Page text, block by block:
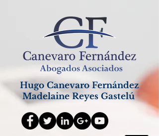
Hugo Canevaro Fernández
Madelaine Reyes Gastelú